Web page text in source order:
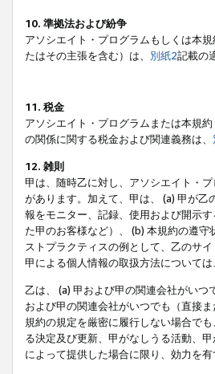
10. 準拠法および紛争
アソシエイト・プログラムもしくは本
たはその主張を含む）は、 別紙2記載の
11. 税金
アソシエイト・プログラムまたは本規
の関係に関する税金および関連義務は、
12. 雑則
甲は、随時乙に対し、アソシエイト・
があります。加えて、甲は、 (a) 甲が
報をモニター、記録、使用および開示
た甲のお客様など）、 (b) 本規約の遵
ストプラクティスの例として、乙のサ
甲による個人情報の取扱方法については
乙は、 (a) 甲および甲の関連会社がい
および甲の関連会社がいつでも（直接
規約の規定を厳密に履行しない場合で
る決定及び更新、甲がなしうる活動、
によって提供した場合に限り、効力を